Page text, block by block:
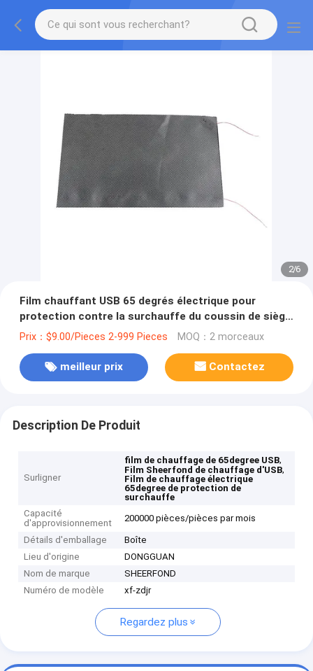
2/6
Film chauffant USB 65 degrés électrique pour
protection contre la surchauffe du coussin de siège
Sheerfond
Prix：$9.00/Pieces 2-999 Pieces MOQ：2 morceaux
meilleur prix Contactez
Description De Produit
Surligner
film de chauffage de 65degree USB,
Film Sheerfond de chauffage d'USB,
Film de chauffage électrique
65degree de protection de
surchauffe
Capacité
d'approvisionnement
200000 pièces/pièces par mois
Détails d'emballage
Boîte
Lieu d'origine
DONGGUAN
Nom de marque
SHEERFOND
Numéro de modèle
xf-zdjr
Regardez plus